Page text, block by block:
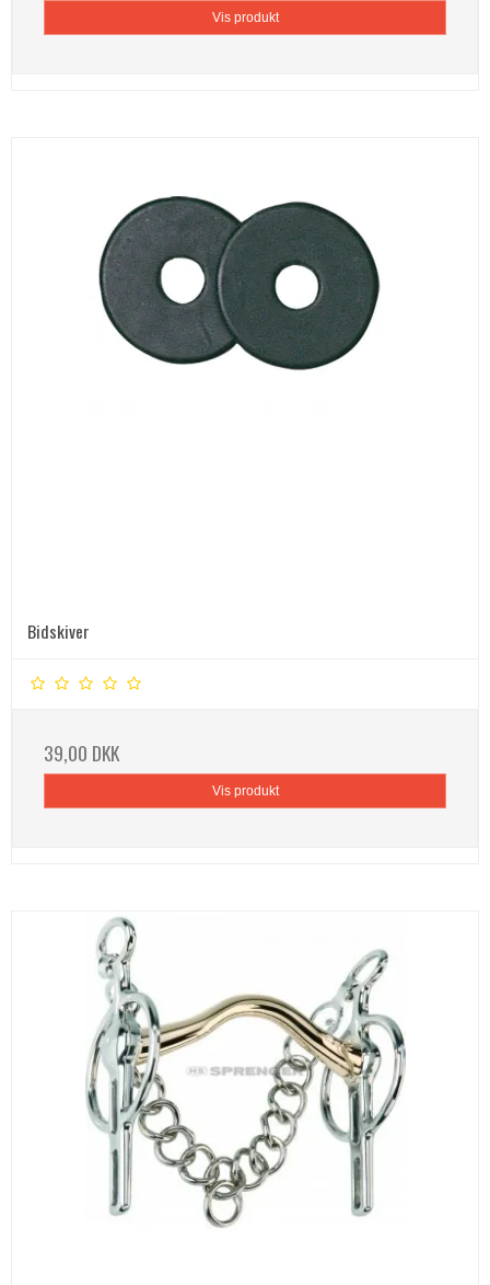
Vis produkt
Bidskiver
39,00 DKK
Vis produkt